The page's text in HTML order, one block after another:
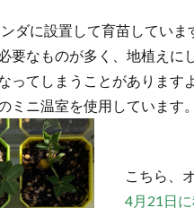
ダに設置して育苗していま
要なものが多く、地植えに
ってしまうことがあります
ミニ温室を使用しています。
こちら、
4月21日